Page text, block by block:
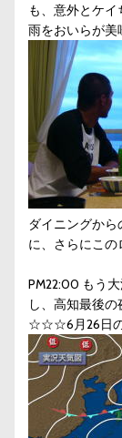
も、意外とケ
雨をおいらが美
ダイニングか
に、さらにこの
PM22:00 もう
し、高知最後
☆☆☆6月26日